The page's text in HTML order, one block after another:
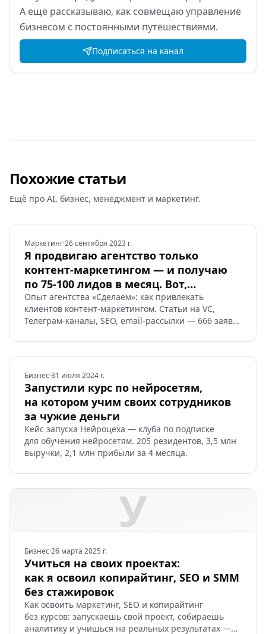
А ещё рассказываю, как совмещаю управление
бизнесом с постоянными путешествиями.
Подписаться на канал
Похожие статьи
Ещё про AI, бизнес, менеджмент и маркетинг.
Маркетинг·26 сентября 2023 г.
Я продвигаю агентство только
контент-маркетингом — и получаю
по 75-100 лидов в месяц. Вот,
как он работает
Опыт агентства «Сделаем»: как привлекать
клиентов контент-маркетингом. Статьи на VC,
Телеграм-каналы, SEO, email-рассылки — 666 заявок
Бизнес·31 июля 2024 г.
Запустили курс по нейросетям,
на котором учим своих сотрудников
за чужие деньги
Кейс запуска Нейроцеха — клуба по подписке
для обучения нейросетям. 205 резидентов, 3,5 млн
выручки, 2,1 млн прибыли за 4 месяца.
У
Бизнес·26 марта 2025 г.
Учиться на своих проектах:
как я освоил копирайтинг, SEO и SMM
без стажировок
Как освоить маркетинг, SEO и копирайтинг
без курсов: запускаешь свой проект, собираешь
аналитику и учишься на реальных результатах —